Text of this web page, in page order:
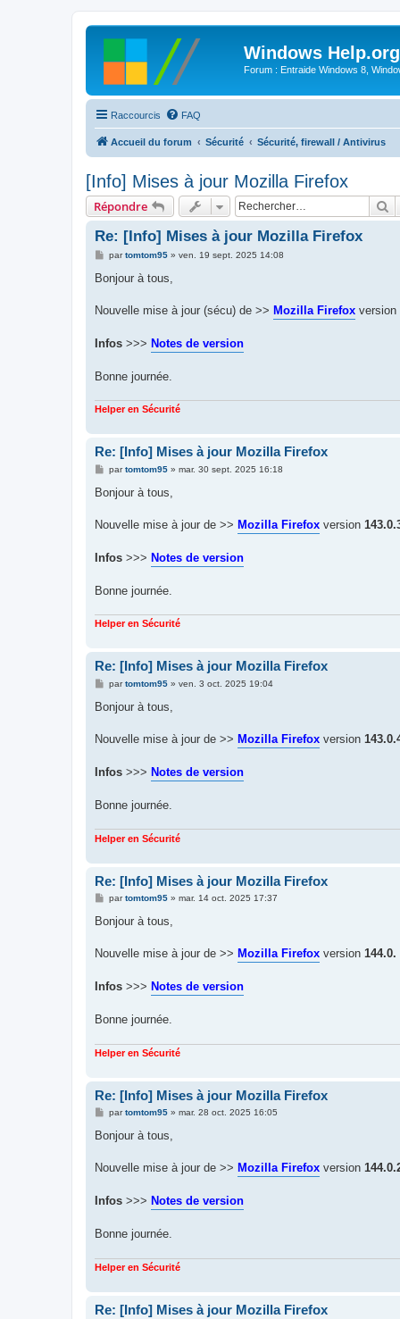
Windows Help.org
Forum : Entraide Windows 8,
Raccourcis FAQ
Accueil du forum Sécurité Sécurité, firewall / Antivirus
[Info] Mises à jour Mozilla Firefox
Répondre
Re: [Info] Mises à jour Mozilla Firefox
M
s
g
partomtom95» ven. 19 sept. 2025 14:08
Bonjour à tous,
Nouvelle mise à jour (sécu) de >> Mozilla Firefox version
Infos >>> Notes de version
Bonne journée.
Helper en Sécurité
Re: [Info] Mises à jour Mozilla Firefox
M
s
g
partomtom95» mar. 30 sept. 2025 16:18
Bonjour à tous,
Nouvelle mise à jour de >> Mozilla Firefox version
Infos >>> Notes de version
Bonne journée.
Helper en Sécurité
Re: [Info] Mises à jour Mozilla Firefox
M
s
g
partomtom95» ven. 3 oct. 2025 19:04
Bonjour à tous,
Nouvelle mise à jour de >> Mozilla Firefox version
Infos >>> Notes de version
Bonne journée.
Helper en Sécurité
Re: [Info] Mises à jour Mozilla Firefox
M
s
g
partomtom95» mar. 14 oct. 2025 17:37
Bonjour à tous,
Nouvelle mise à jour de >> Mozilla Firefox version 144.0.
Infos >>> Notes de version
Bonne journée.
Helper en Sécurité
Re: [Info] Mises à jour Mozilla Firefox
M
s
g
partomtom95» mar. 28 oct. 2025 16:05
Bonjour à tous,
Nouvelle mise à jour de >> Mozilla Firefox version
Infos >>> Notes de version
Bonne journée.
Helper en Sécurité
Re: [Info] Mises à jour Mozilla Firefox